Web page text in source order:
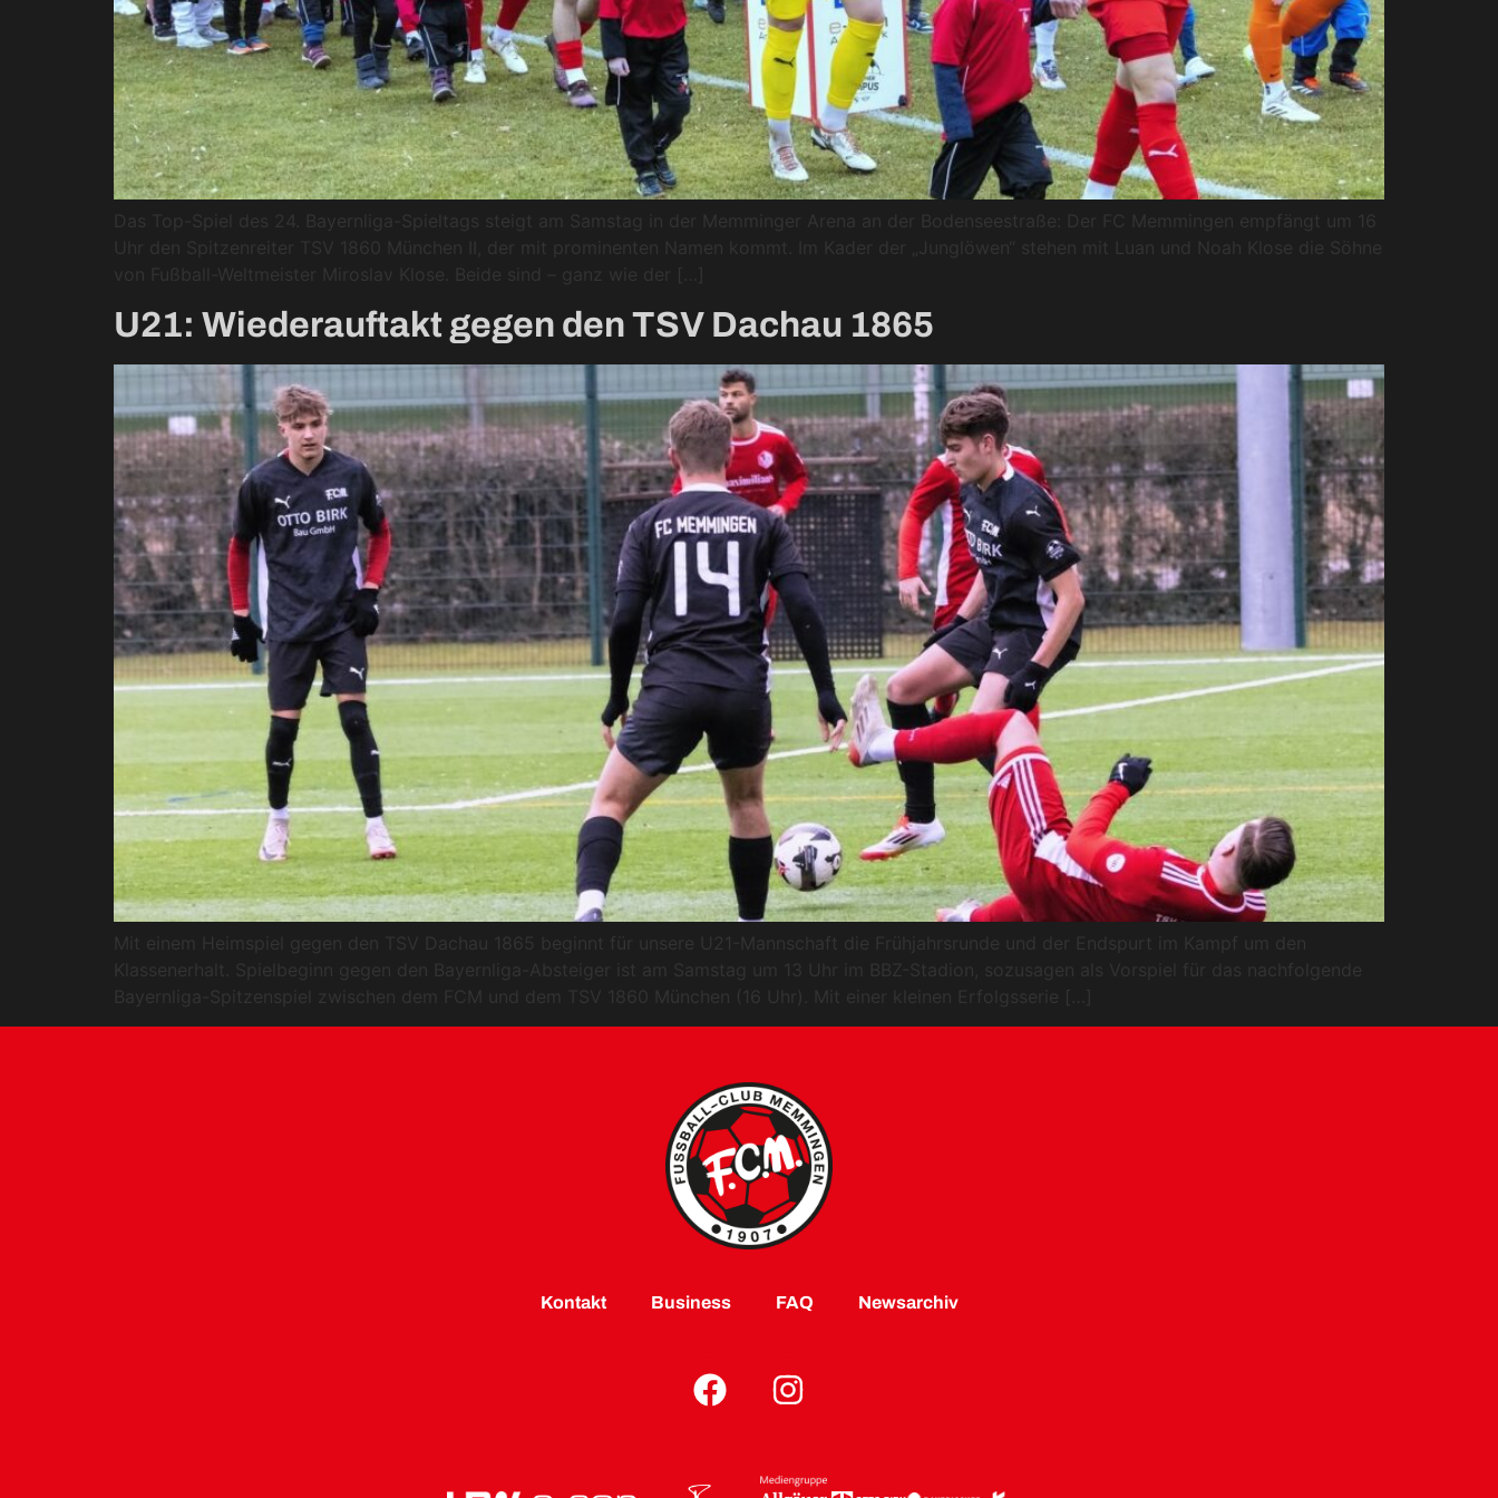
Das Top-Spiel des 24. Bayernliga-Spieltags steigt am Samstag in der Memminger Arena an der Bodenseestraße: Der FC Memmingen empfängt um 16
Uhr den Spitzenreiter TSV 1860 München II, der mit prominenten Namen kommt. Im Kader der „Junglöwen“ stehen mit Luan und Noah Klose die Söhne
von Fußball-Weltmeister Miroslav Klose. Beide sind – ganz wie der […]
U21: Wiederauftakt gegen den TSV Dachau 1865
Mit einem Heimspiel gegen den TSV Dachau 1865 beginnt für unsere U21-Mannschaft die Frühjahrsrunde und der Endspurt im Kampf um den
Klassenerhalt. Spielbeginn gegen den Bayernliga-Absteiger ist am Samstag um 13 Uhr im BBZ-Stadion, sozusagen als Vorspiel für das nachfolgende
Bayernliga-Spitzenspiel zwischen dem FCM und dem TSV 1860 München (16 Uhr). Mit einer kleinen Erfolgsserie […]
Kontakt Business FAQ Newsarchiv